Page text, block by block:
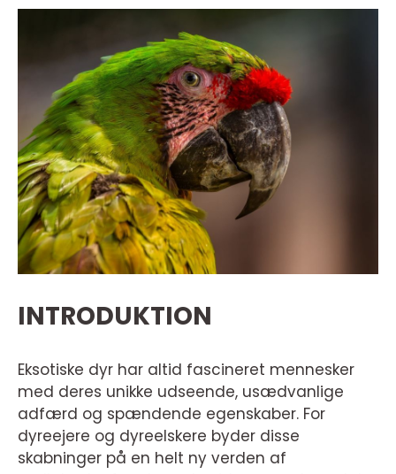
INTRODUKTION
Eksotiske dyr har altid fascineret mennesker
med deres unikke udseende, usædvanlige
adfærd og spændende egenskaber. For
dyreejere og dyreelskere byder disse
skabninger på en helt ny verden af